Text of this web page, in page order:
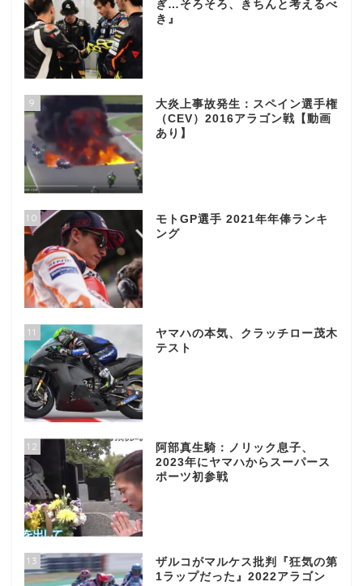
ぎ…そろそろ、きちんと考えるべ
き』
9
大炎上事故発生：スペイン選手権
（CEV）2016アラゴン戦【動画
あり】
10
モトGP選手 2021年年俸ランキ
ング
11
ヤマハの本気、クラッチロー茂木
テスト
12
阿部真生騎：ノリック息子、
2023年にヤマハからスーパース
ポーツ初参戦
13
ザルコがマルケス批判『狂気の第
1ラップだった』2022アラゴン